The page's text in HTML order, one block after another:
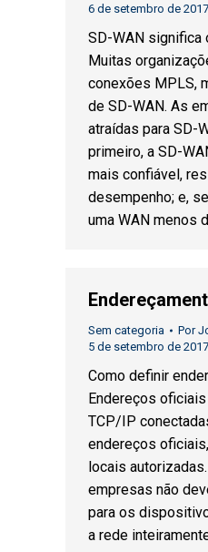
6 de setembro de 2017
SD-WAN significa
Muitas
conexões MPLS,
de SD-WAN. As
atraídas para SD-
primeiro, a SD-
mais confiável,
desempenho; e,
uma WAN menos
Sem categoria Por
5 de setembro de 2017
Como definir
Endereços
TCP/IP
endereços
locais
empresas não
para os
a rede